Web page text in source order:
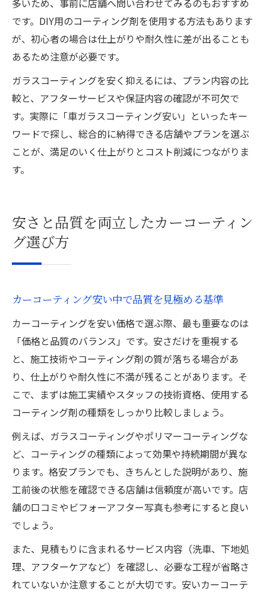
です。DIY用のコーティング剤を使用する方法もあります
が、初心者の場合は仕上がりや耐久性に差が出ることも
あるため注意が必要です。
ガラスコーティングを安く抑えるには、プラン内容の比
較と、アフターサービスや保証内容の確認が不可欠で
す。実際に「車ガラスコーティング安い」といったキー
ワードで探し、総合的に納得できる店舗やプランを選ぶ
ことが、満足のいく仕上がりとコスト削減につながりま
す。
安さと品質を両立したカーコーティン
グ選び方
カーコーティング安い中で品質を見極める基準
カーコーティングを安い価格で選ぶ際、最も重要なのは
「価格と品質のバランス」です。安さだけを重視する
と、施工技術やコーティング剤の質が落ちる場合があ
り、仕上がりや耐久性に不満が残ることがあります。そ
こで、まずは施工実績やスタッフの技術資格、使用する
コーティング剤の種類をしっかり比較しましょう。
例えば、ガラスコーティングやポリマーコーティングな
ど、コーティングの種類によって効果や持続期間が異な
ります。格安プランでも、きちんとした説明があり、施
工前後の状態を確認できる店舗は信頼度が高いです。店
舗の口コミやビフォーアフター写真も参考にすると良い
でしょう。
また、見積もりに含まれるサービス内容（洗車、下地処
理、アフターケアなど）を確認し、必要な工程が省略さ
れていないか注意することが大切です。安いカーコーテ